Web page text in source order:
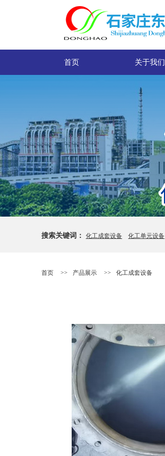
首页 关于我们
搜索关键词： 化工成套设备 化工单元设备
首页 >> 产品展示 >> 化工成套设备